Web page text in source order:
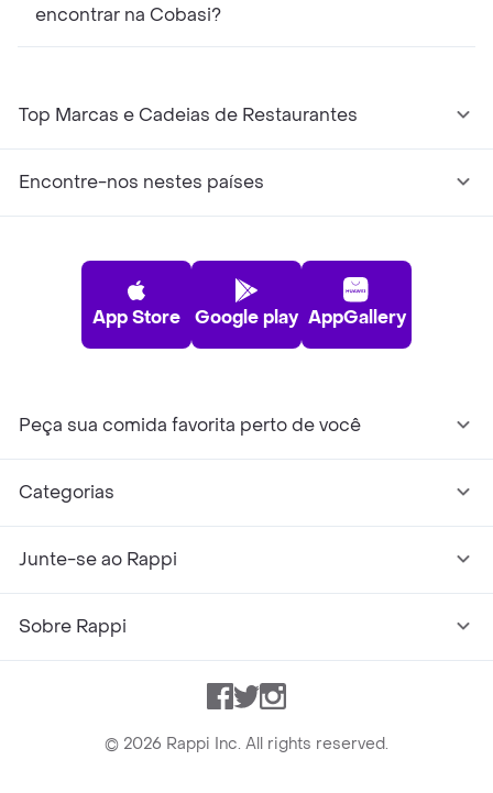
encontrar na Cobasi?
Top Marcas e Cadeias de Restaurantes
Encontre-nos nestes países
App Store Google play AppGallery
Peça sua comida favorita perto de você
Categorias
Junte-se ao Rappi
Sobre Rappi
Facebook
TwitterInstagram
© 2026 Rappi Inc. All rights reserved.